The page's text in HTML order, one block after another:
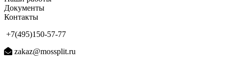
Документы
Контакты
+7(495)150-57-77
zakaz@mossplit.ru